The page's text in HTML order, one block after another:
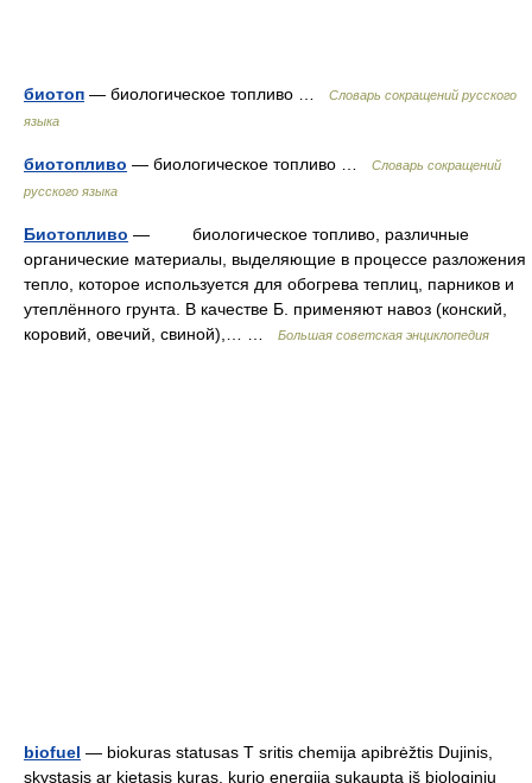
биотоп — биологическое топливо …
Словарь сокращений русского
языка
биотопливо — биологическое топливо …
Словарь сокращений
русского языка
Биотопливо — биологическое топливо, различные
органические материалы, выделяющие в процессе разложения
тепло, которое используется для обогрева теплиц, парников и
утеплённого грунта. В качестве Б. применяют навоз (конский,
коровий, овечий, свиной),… …
Большая советская энциклопедия
biofuel — biokuras statusas T sritis chemija apibrėžtis Dujinis,
skystasis ar kietasis kuras, kurio energija sukaupta iš biologinių